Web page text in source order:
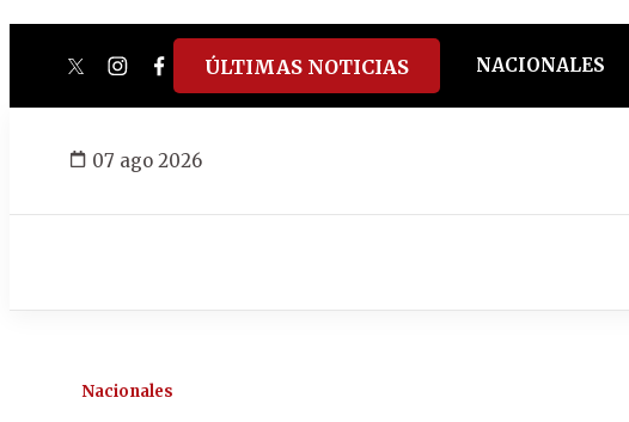
twitterinstagram
facebook
tiktokyoutube
spotify
ÚLTIMAS NOTICIAS NACIONALES
07 ago 2026
Nacionales